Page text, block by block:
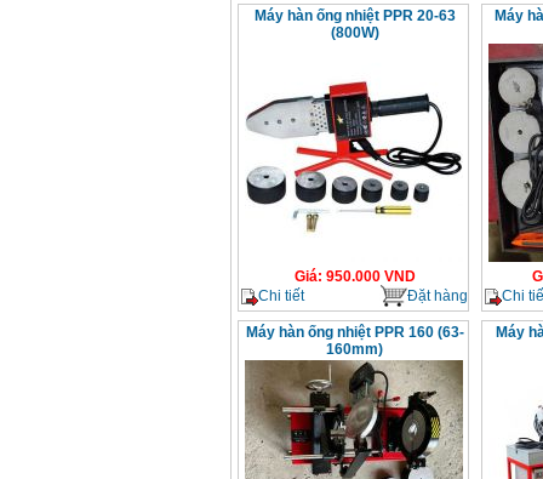
Máy hàn ống nhiệt PPR 20-63
(800W)
Giá: 950.000VND
Chi tiết
Đặt hàng
Máy
Chi
Máy hàn ống nhiệt PPR 160 (63-
160mm)
Máy